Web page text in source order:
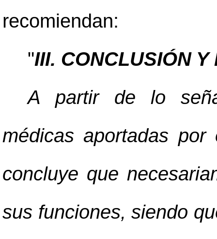
recomiendan:
"III. CONCLUSIÓN
A partir de lo
médicas aportadas
concluye que
sus funciones, siendo